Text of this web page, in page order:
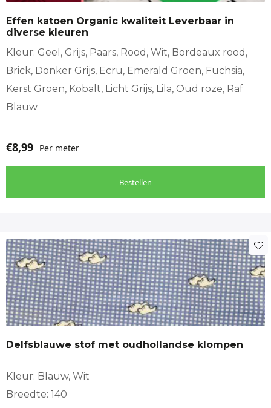
Effen katoen Organic kwaliteit Leverbaar in
diverse kleuren
Kleur: Geel, Grijs, Paars, Rood, Wit, Bordeaux rood,
Brick, Donker Grijs, Ecru, Emerald Groen, Fuchsia,
Kerst Groen, Kobalt, Licht Grijs, Lila, Oud roze, Raf
Blauw
€8,99 Per meter
Bestellen
kan
gekozen
worden
op
productpagina
Delfsblauwe stof met oudhollandse klompen
Kleur: Blauw, Wit
Breedte: 140